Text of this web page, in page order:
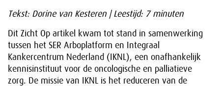
Tekst: Dorine van Kesteren | Leestijd: 7 minuten
Dit Zicht Op artikel kwam tot stand in samenwerking
tussen het SER Arboplatform en Integraal
Kankercentrum Nederland (IKNL), een onafhankelijk
kennisinstituut voor de oncologische en palliatieve
zorg. De missie van IKNL is het reduceren van de